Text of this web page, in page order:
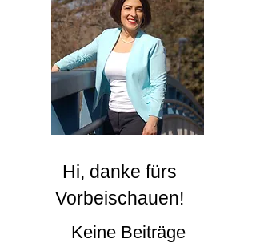
Hi, danke fürs
Vorbeischauen!
Keine Beiträge